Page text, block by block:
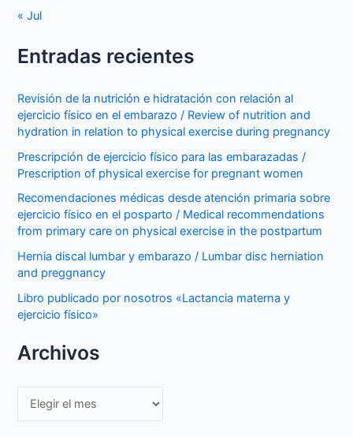
« Jul
Entradas recientes
Revisión de la nutrición e hidratación con relación al
ejercicio físico en el embarazo / Review of nutrition and
hydration in relation to physical exercise during pregnancy
Prescripción de ejercicio físico para las embarazadas /
Prescription of physical exercise for pregnant women
Recomendaciones médicas desde atención primaria sobre
ejercicio físico en el posparto / Medical recommendations
from primary care on physical exercise in the postpartum
Hernia discal lumbar y embarazo / Lumbar disc herniation
and preggnancy
Libro publicado por nosotros «Lactancia materna y
ejercicio físico»
Archivos
Archivos